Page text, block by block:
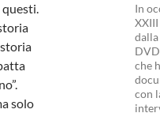
questi.
solo
In
che
con